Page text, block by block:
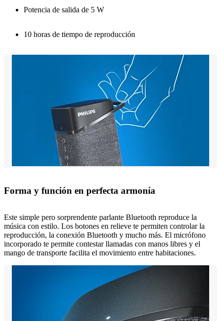
Potencia de salida de 5 W
10 horas de tiempo de reproducción
Forma y función en perfecta armonía
Este simple pero sorprendente parlante Bluetooth reproduce la
música con estilo. Los botones en relieve te permiten controlar la
reproducción, la conexión Bluetooth y mucho más. El micrófono
incorporado te permite contestar llamadas con manos libres y el
mango de transporte facilita el movimiento entre habitaciones.